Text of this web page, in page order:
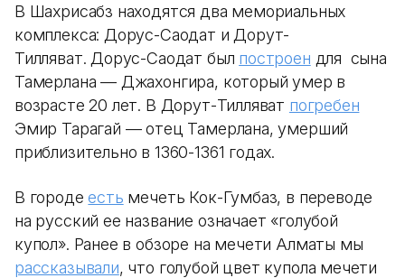
В Шахрисабз находятся два мемориальных
комплекса: Дорус-Саодат и Дорут-
Тилляват. Дорус-Саодат был построен для сына
Тамерлана — Джахонгира, который умер в
возрасте 20 лет. В Дорут-Тилляват погребен
Эмир Тарагай — отец Тамерлана, умерший
приблизительно в 1360-1361 годах.
В городеесть мечеть Кок-Гумбаз, в переводе
на русский ее название означает «голубой
купол». Ранее в обзоре на мечети Алматы мы
рассказывали, что голубой цвет купола мечети